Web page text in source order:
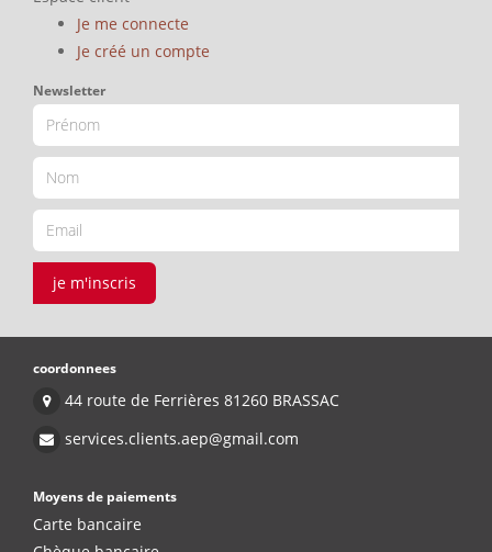
Je me connecte
Je créé un compte
Newsletter
je m'inscris
coordonnees
44 route de Ferrières 81260 BRASSAC
services.clients.aep@gmail.com
Moyens de paiements
Carte bancaire